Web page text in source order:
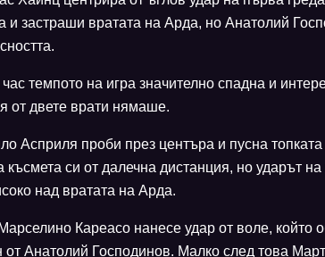
и застраши вратата на Арда, но Анатолий
темпото на игра значително спадна и
от двете врати нямаше.
Асприля проби през центъра и пусна
късмета си от далечна дистанция, но ударът
над вратата на Арда.
Кареасо нанесе удар от воле, който
от Анатолий Господинов. Малко след това